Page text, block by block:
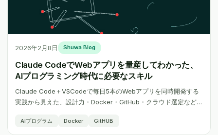
2026年2月8日 Shuwa Blog
Claude CodeでWebアプリを量産してわかった、
AIプログラミング時代に必要なスキル
Claude Code＋VSCodeで毎日5本のWebアプリを同時開発する
実践から見えた、設計力・Docker・GitHub・クラウド選定など、
AIプログラム Docker GitHUB